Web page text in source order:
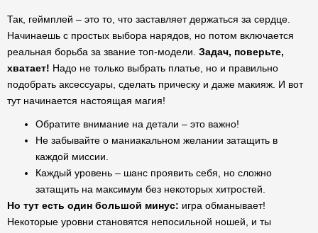
Так, геймплей – это то, что заставляет держаться за сердце.
Начинаешь с простых выбора нарядов, но потом включается
реальная борьба за звание топ-модели. Задач, поверьте,
хватает! Надо не только выбрать платье, но и правильно
подобрать аксессуары, сделать прическу и даже макияж. И вот
тут начинается настоящая магия!
Обратите внимание на детали – это важно!
Не забывайте о маниакальном желании затащить в
каждой миссии.
Каждый уровень – шанс проявить себя, но сложно
затащить на максимум без некоторых хитростей.
Но тут есть один большой минус: игра обманывает!
Некоторые уровни становятся непосильной ношей, и ты